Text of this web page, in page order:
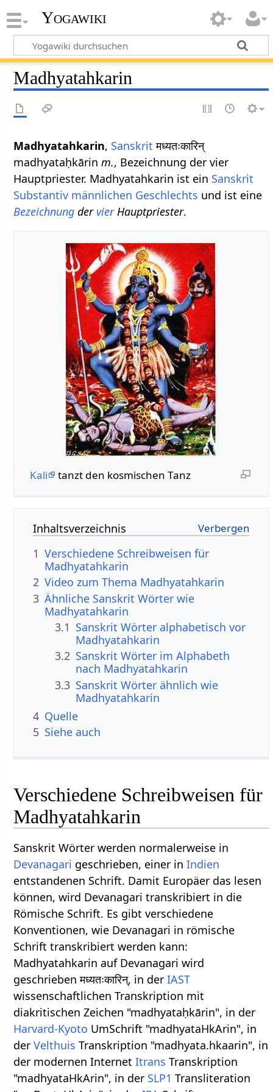
Yogawiki
Madhyatahkarin
Madhyatahkarin, Sanskrit मध्यतःकारिन्
madhyataḥkārinm., Bezeichnung der vier
Hauptpriester. Madhyatahkarin ist ein Sanskrit
Substantiv männlichen Geschlechts und ist eine
Bezeichnung der vierHauptpriester.
Kali tanzt den kosmischen Tanz
Inhaltsverzeichnis
1 Verschiedene Schreibweisen für
Madhyatahkarin
2 Video zum Thema Madhyatahkarin
3 Ähnliche Sanskrit Wörter wie
Madhyatahkarin
3.1 Sanskrit Wörter alphabetisch vor
Madhyatahkarin
3.2 Sanskrit Wörter im Alphabeth
nach Madhyatahkarin
3.3 Sanskrit Wörter ähnlich wie
Madhyatahkarin
4 Quelle
5 Siehe auch
Verschiedene Schreibweisen für
Madhyatahkarin
Sanskrit Wörter werden normalerweise in
Devanagari geschrieben, einer inIndien
entstandenen Schrift. Damit Europäer das lesen
können, wird Devanagari transkribiert in die
Römische Schrift. Es gibt verschiedene
Konventionen, wie Devanagari in römische
Schrift transkribiert werden kann:
Madhyatahkarin auf Devanagari wird
geschrieben मध्यतःकारिन्, in derIAST
wissenschaftlichen Transkription mit
diakritischen Zeichen "madhyataḥkārin", in der
Harvard-Kyoto UmSchrift "madhyataHkArin", in
derVelthuis Transkription "madhyata.hkaarin", in
der modernen InternetItrans Transkription
"madhyataHkArin", in der SLP1 Transliteration